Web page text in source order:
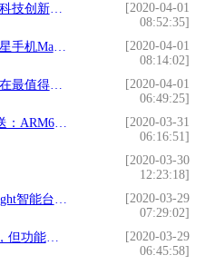
新百强县
[2020-04-01
08:52:35]
in China”
[2020-04-01
08:14:02]
的4款手机
[2020-04-01
06:49:25]
文输入法和绿屏BUG
[2020-03-31
06:16:51]
[2020-03-30
12:23:18]
能台灯Pro
[2020-03-29
07:29:02]
众软件APP
[2020-03-29
06:45:58]